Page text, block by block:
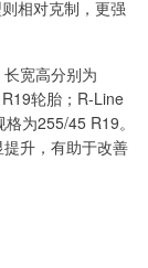
相对克制，更强
宽高分别为
轮胎；R-Line
为255/45 R19。
升，有助于改善